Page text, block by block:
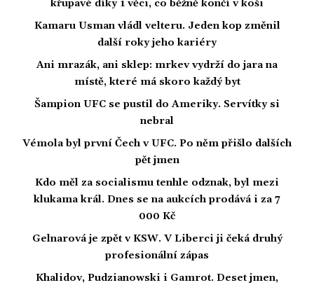
křupavé díky 1 věci, co běžně končí v koši
Kamaru Usman vládl velteru. Jeden kop změnil
další roky jeho kariéry
Ani mrazák, ani sklep: mrkev vydrží do jara na
místě, které má skoro každý byt
Šampion UFC se pustil do Ameriky. Servítky si
nebral
Vémola byl první Čech v UFC. Po něm přišlo dalších
pět jmen
Kdo měl za socialismu tenhle odznak, byl mezi
klukama král. Dnes se na aukcích prodává i za 7
000 Kč
Gelnarová je zpět v KSW. V Liberci ji čeká druhý
profesionální zápas
Khalidov, Pudzianowski i Gamrot. Deset jmen,